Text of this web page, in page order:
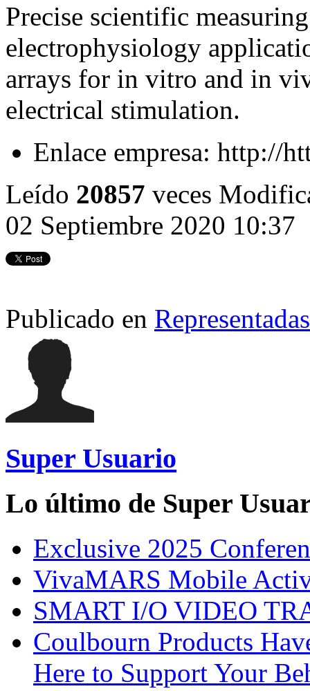
Precise scientific
electrophysiology
arrays for in vitro and in
electrical stimulation.
Enlace empresa: http://
Leído 20857 veces
02 Septiembre 2020 10:37
Publicado en Representadas
Super Usuario
Lo último de Super
Exclusive 2025
VivaMARS Mobile
SMART I/O VIDEO
Coulbourn Products
Here to Support Your